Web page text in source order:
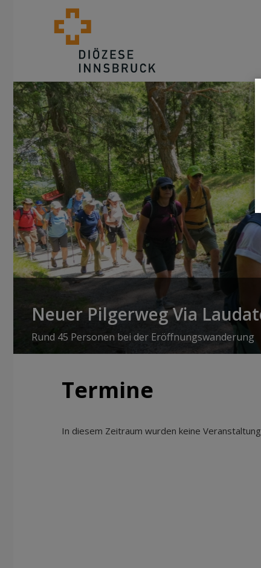
Neuer Pilgerweg Via
Rund 45 Personen bei der Eröffnungswanderung
Termine
In diesem Zeitraum wurden keine